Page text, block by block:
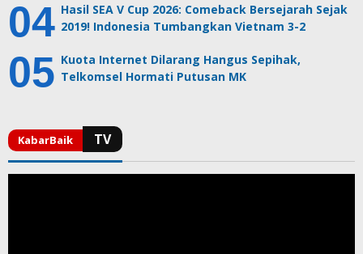
Hasil SEA V Cup 2026: Comeback Bersejarah Sejak
2019! Indonesia Tumbangkan Vietnam 3-2
Kuota Internet Dilarang Hangus Sepihak,
Telkomsel Hormati Putusan MK